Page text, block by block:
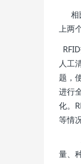
相
上两
人工
题，
进行
化。
等情
利
量、